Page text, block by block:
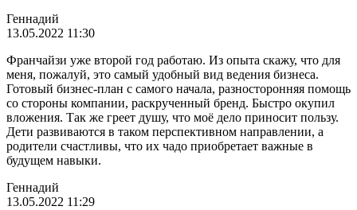
Геннадий
13.05.2022 11:30
Франчайзи уже второй год работаю. Из опыта скажу, что для
меня, пожалуй, это самый удобный вид ведения бизнеса.
Готовый бизнес-план с самого начала, разносторонняя помощь
со стороны компании, раскрученный бренд. Быстро окупил
вложения. Так же греет душу, что моё дело приносит пользу.
Дети развиваются в таком перспективном направлении, а
родители счастливы, что их чадо приобретает важные в
будущем навыки.
Геннадий
13.05.2022 11:29